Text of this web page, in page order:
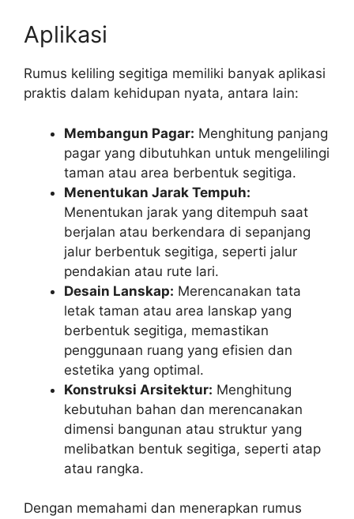
Aplikasi
Rumus keliling segitiga memiliki banyak aplikasi
praktis dalam kehidupan nyata, antara lain:
Membangun Pagar: Menghitung panjang
pagar yang dibutuhkan untuk mengelilingi
taman atau area berbentuk segitiga.
Menentukan Jarak Tempuh:
Menentukan jarak yang ditempuh saat
berjalan atau berkendara di sepanjang
jalur berbentuk segitiga, seperti jalur
pendakian atau rute lari.
Desain Lanskap: Merencanakan tata
letak taman atau area lanskap yang
berbentuk segitiga, memastikan
penggunaan ruang yang efisien dan
estetika yang optimal.
Konstruksi Arsitektur: Menghitung
kebutuhan bahan dan merencanakan
dimensi bangunan atau struktur yang
melibatkan bentuk segitiga, seperti atap
atau rangka.
Dengan memahami dan menerapkan rumus